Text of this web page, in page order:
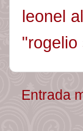
leonel
"rogelio
Entrada